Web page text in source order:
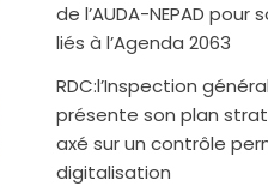
de l’AUDA-NEPAD
liés à l’Agenda 2063
RDC:l’Inspection
présente son plan
axé sur un contrôle
digitalisation